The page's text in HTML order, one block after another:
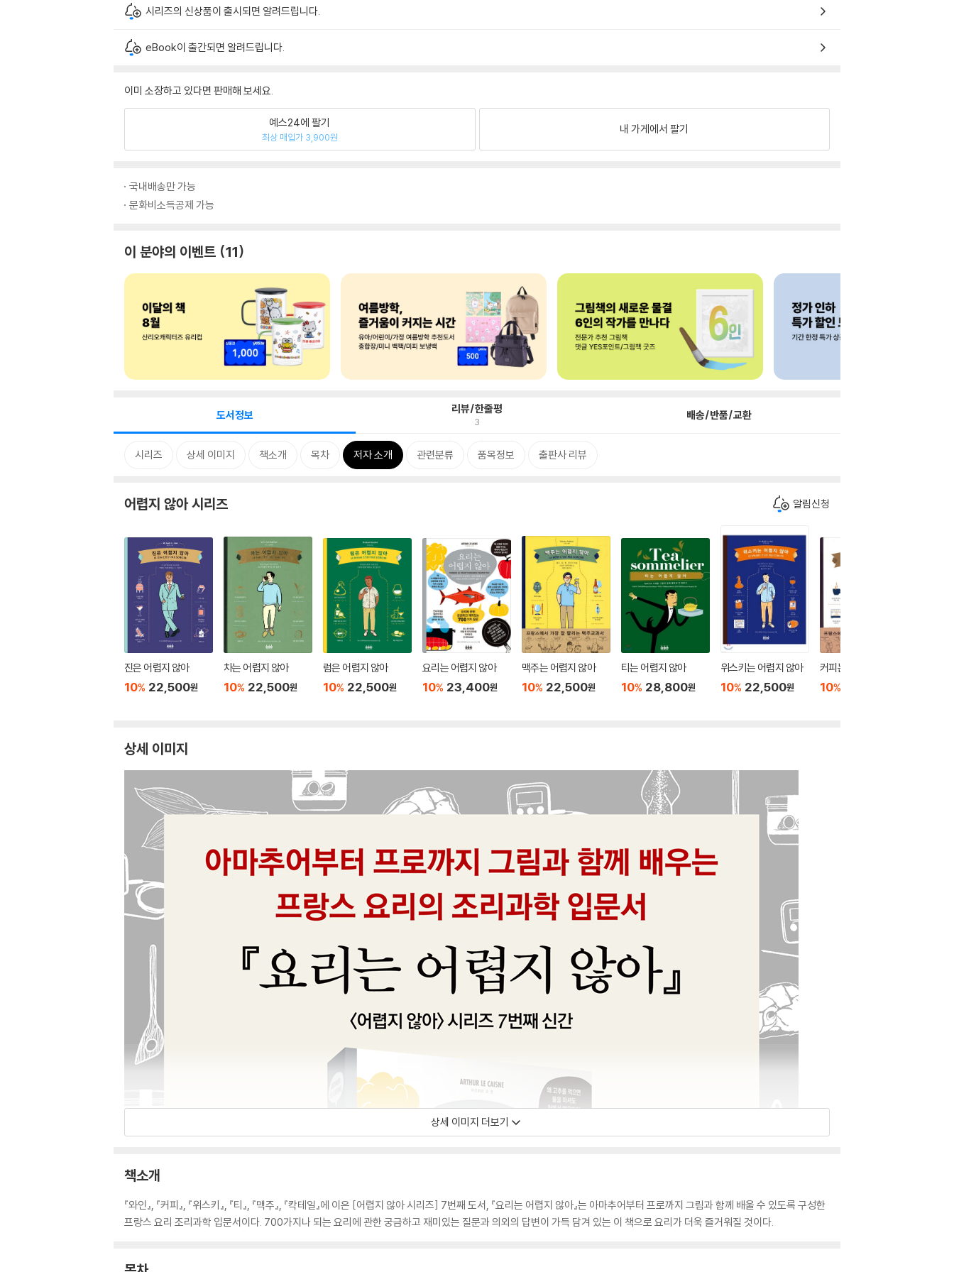
시리즈의 신상품이 출시되면 알려드립니다.
eBook이 출간되면 알려드립니다.
이미 소장하고 있다면 판매해 보세요.
예스24에 팔기
최상 매입가 3,900원
내 가게에서 팔기
국내배송만 가능
문화비소득공제 가능
이 분야의 이벤트 11
도서정보 리뷰/한줄평
3 배송/반품/교환
시리즈 상세 이미지 책소개 목차 저자 소개 관련분류 품목정보 출판사 리뷰
어렵지 않아 시리즈 알림신청
진은 어렵지 않아
10% 22,500원
차는 어렵지 않아
10% 22,500원
럼은 어렵지 않아
10% 22,500원
요리는 어렵지 않아
10% 23,400원
맥주는 어렵지 않아
10% 22,500원
티는 어렵지 않아
10% 28,800원
위스키는 어렵지 않아
10% 22,500원
커피는 어렵지 않아
10%
상세 이미지
상세 이미지 더보기
책소개
『와인』, 『커피』, 『위스키』, 『티』, 『맥주』, 『칵테일』에 이은 [어렵지 않아 시리즈] 7번째 도서, 『요리는 어렵지 않아』는 아마추어부터 프로까지 그림과 함께 배울 수 있도록 구성한
프랑스 요리 조리과학 입문서이다. 700가지나 되는 요리에 관한 궁금하고 재미있는 질문과 의외의 답변이 가득 담겨 있는 이 책으로 요리가 더욱 즐거워질 것이다.